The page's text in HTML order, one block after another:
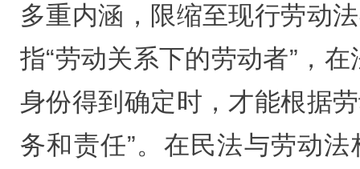
多重内涵，限缩至现行劳动
指“劳动关系下的劳动者”，
身份得到确定时，才能根据
务和责任”。在民法与劳动